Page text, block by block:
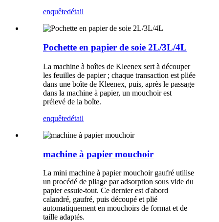
enquêtedétail
Pochette en papier de soie 2L/3L/4L
La machine à boîtes de Kleenex sert à découper
les feuilles de papier ; chaque transaction est pliée
dans une boîte de Kleenex, puis, après le passage
dans la machine à papier, un mouchoir est
prélevé de la boîte.
enquêtedétail
machine à papier mouchoir
La mini machine à papier mouchoir gaufré utilise
un procédé de pliage par adsorption sous vide du
papier essuie-tout. Ce dernier est d'abord
calandré, gaufré, puis découpé et plié
automatiquement en mouchoirs de format et de
taille adaptés.